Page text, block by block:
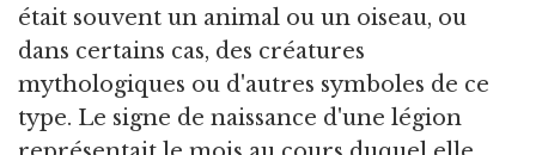
était souvent un animal ou un oiseau, ou
dans certains cas, des créatures
mythologiques ou d'autres symboles de ce
type. Le signe de naissance d'une légion